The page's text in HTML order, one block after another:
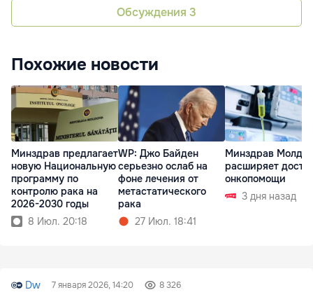
Обсуждения 3
Похожие новости
Минздрав предлагает
новую Национальную
программу по
контролю рака на
2026-2030 годы
8 Июл. 20:18
WP: Джо Байден
серьезно ослаб на
фоне лечения от
метастатического
рака
27 Июл. 18:41
Минздрав
расширяет
онкопомощи
3 дня назад
Dw 7 января 2026, 14:20 8 326